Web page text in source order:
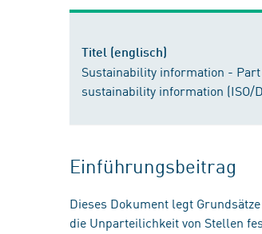
Titel (englisch)
Sustainability information -
sustainability information (ISO/
Einführungsbeitrag
Dieses Dokument legt
die Unparteilichkeit von Stellen